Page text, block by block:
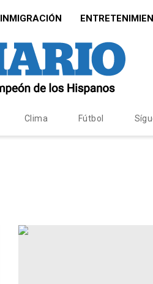
INMIGRACIÓN
Clima Fútbol